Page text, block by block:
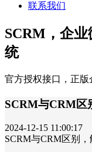
联系我们
SCRM，企
统
官方授权接口，正版
SCRM与CRM区
2024-12-15 11:00:17
SCRM与CRM区别